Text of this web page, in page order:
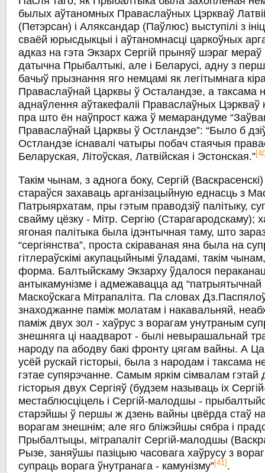
былых аўтаномных Праваслаўных Цэркваў Латвіі
(Петэрсан) і Аляксандар (Паўлюс) выступілі з
сваёй юрысдыкцыі і аўтаномнасці царкоўных
адказ на гэта Экзарх Сергій прыняў шэраг мераў
датычна Прыбалтыкі, але і Беларусі, адну з
бачыў прызнання яго немцамі як легітымнага
Праваслаўнай Царквы ў Осталандзе, а таксама
аднаўлення аўтакефаліі Праваслаўных Цэркваў
пра што ён наўпрост кажа ў мемарандуме
Праваслаўнай Царквы ў Остландзе”: “Было б
Остландзе існавалі чатыры побач стаячыя
Беларуская, Літоўская, Латвійская і Эстонская.”
Такім чынам, з аднога боку, Сергій (Васкрасенскі)
стараўся захаваць арганізацыйную еднасць з
Патрыярхатам, пры гэтым праводзіў палітыку,
свайму цёзку - Мітр. Сергію (Старагародскаму);
ягоная палітыка была ідэнтычная таму, што
“сергіянства”, проста скіраваная яна была на
гітлераўскімі акупацыйнымі ўладамі, такім
форма. Балтыйскаму Экзарху ўдалося
антыкамунізме і адмежавацца ад “патрыятычнай
Маскоўскага Мітрапаліта. Па словах
знаходжанне паміж молатам і накавальняй,
паміж двух зол - хаўрус з ворагам унутраным
знешняга ці наадварот - былі невырашальнай
народу па абодву бакі фронту цягам вайны. А
усёй рускай гісторыі, была з народам і таксама
гэтае супярэчанне. Самым яркім сімвалам
гісторыя двух Сергіяў (будзем называць іх
местаблюсціцель і Сергій-малодшы -
старэйшы ў першы ж дзень вайны цвёрда стаў
ворагам знешнім; але яго бліжэйшы сябра і
Прыбалтыцы, мітрапаліт Сергій-малодшы
Рызе, заняўшы пазіцыю часовага хаўрусу з
супраць ворага ўнутранага - камунізму”[41] .